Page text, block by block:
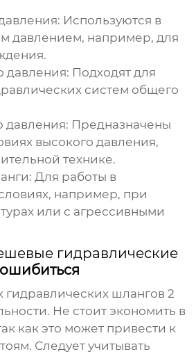
Используются в
давлением, например, для
давления: Подходят для
систем общего
давления: Предназначены
высокого давления,
технике.
Для работы в
например, при
или с агрессивными
гидравлические
шлангов 2
Не стоит экономить в
как это может привести к
Следует учитывать